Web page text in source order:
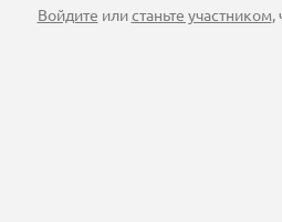
Войдите илистаньте участником,